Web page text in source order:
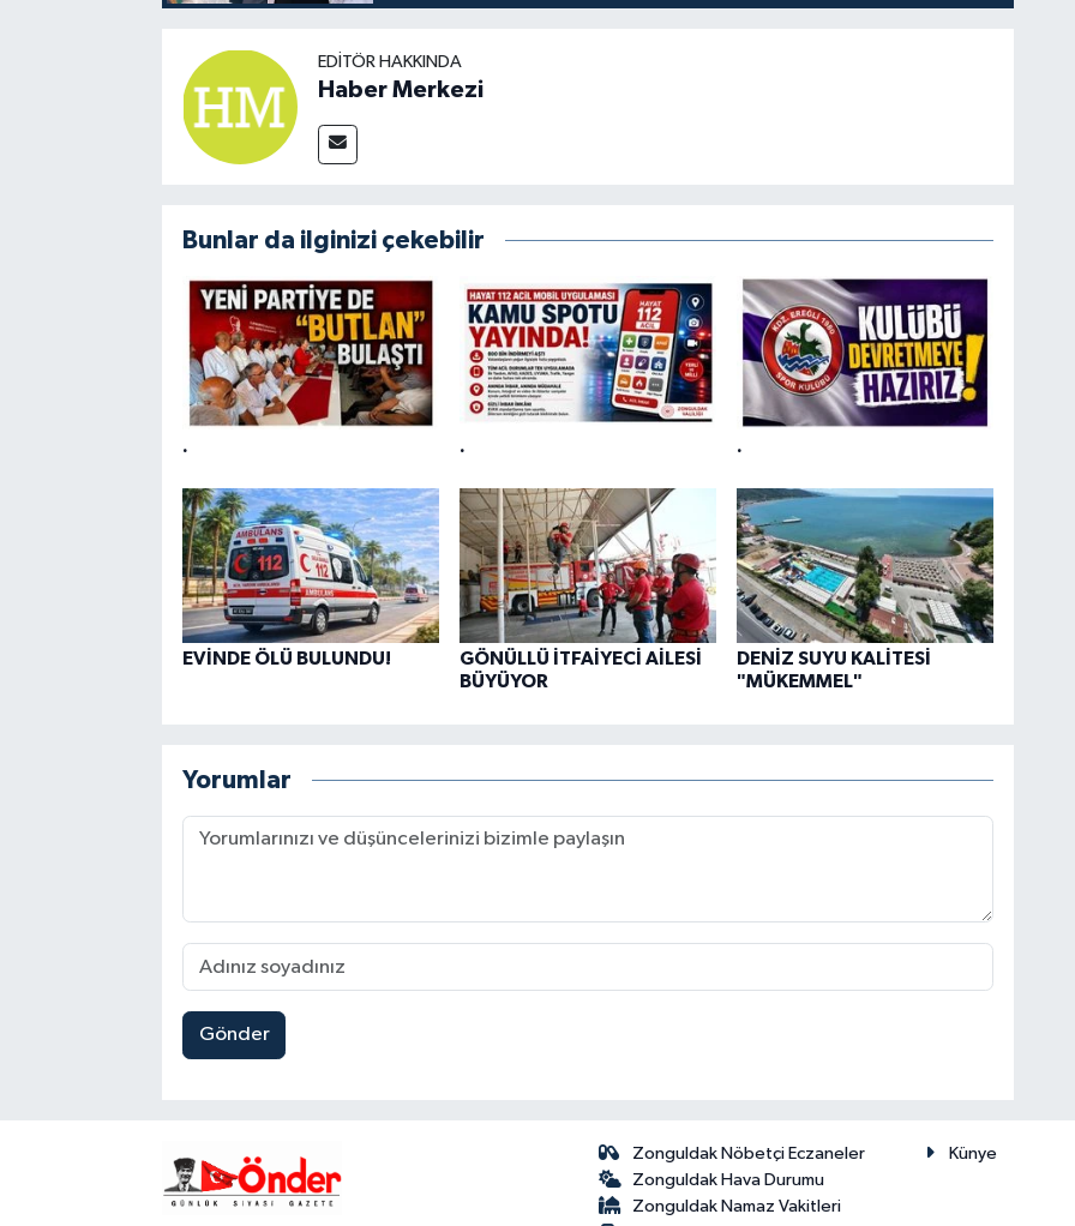
EDITÖR HAKKINDA
Haber Merkezi
Bunlar da ilginizi çekebilir
. . .
EVİNDE ÖLÜ BULUNDU!
GÖNÜLLÜ İTFAİYECİ AİLESİ
BÜYÜYOR
DENİZ SUYU KALİTESİ
"MÜKEMMEL"
Yorumlar
Gönder
Zonguldak Nöbetçi Eczaneler
Zonguldak Hava Durumu
Zonguldak Namaz Vakitleri
Künye